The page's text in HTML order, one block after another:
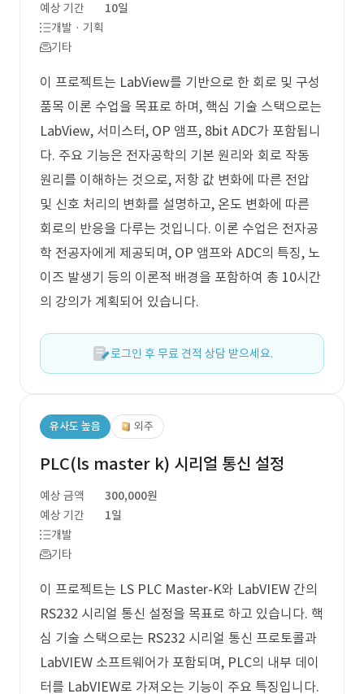
예상 기간
10일
개발 · 기획
기타
이 프로젝트는 LabView를 기반으로 한 회로 및 구성
품목 이론 수업을 목표로 하며, 핵심 기술 스택으로는
LabView, 서미스터, OP 앰프, 8bit ADC가 포함됩니
다. 주요 기능은 전자공학의 기본 원리와 회로 작동
원리를 이해하는 것으로, 저항 값 변화에 따른 전압
및 신호 처리의 변화를 설명하고, 온도 변화에 따른
회로의 반응을 다루는 것입니다. 이론 수업은 전자공
학 전공자에게 제공되며, OP 앰프와 ADC의 특징, 노
이즈 발생기 등의 이론적 배경을 포함하여 총 10시간
의 강의가 계획되어 있습니다.
로그인 후 무료 견적 상담 받으세요.
유사도 높음 외주
PLC(ls master k) 시리얼 통신 설정
예상 금액
300,000원
예상 기간
1일
개발
기타
이 프로젝트는 LS PLC Master-K와 LabVIEW 간의
RS232 시리얼 통신 설정을 목표로 하고 있습니다. 핵
심 기술 스택으로는 RS232 시리얼 통신 프로토콜과
LabVIEW 소프트웨어가 포함되며, PLC의 내부 데이
터를 LabVIEW로 가져오는 기능이 주요 특징입니다.